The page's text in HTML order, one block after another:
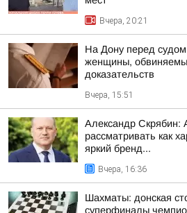
Вчера, 20:21
На Дону перед
женщины,
доказательств
Вчера, 15:51
Александр Скрябин:
рассматривать как
яркий бренд...
Вчера, 16:36
Шахматы: донская
суперфиналы